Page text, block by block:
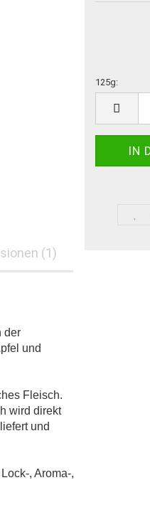
125g:
125g
(1)
der
und
Fleisch.
wird direkt
und
, Aroma-,